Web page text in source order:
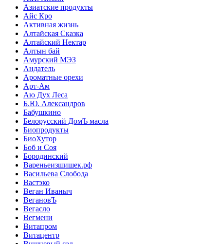
Азиатские продукты
Айс Кро
Активная жизнь
Алтайская Сказка
Алтайский Нектар
Алтын бай
Амурский МЭЗ
Андатель
Ароматные орехи
Арт-Ам
Аю Дух Леса
Б.Ю. Александров
Бабушкино
Белорусский ДомЪ масла
Биопродукты
БиоХутор
Боб и Соя
Бородинский
Вареньеизшишек.рф
Васильева Слобода
Вастэко
Веган Иваныч
ВегановЪ
Вегасло
Вегмени
Витапром
Витацентр